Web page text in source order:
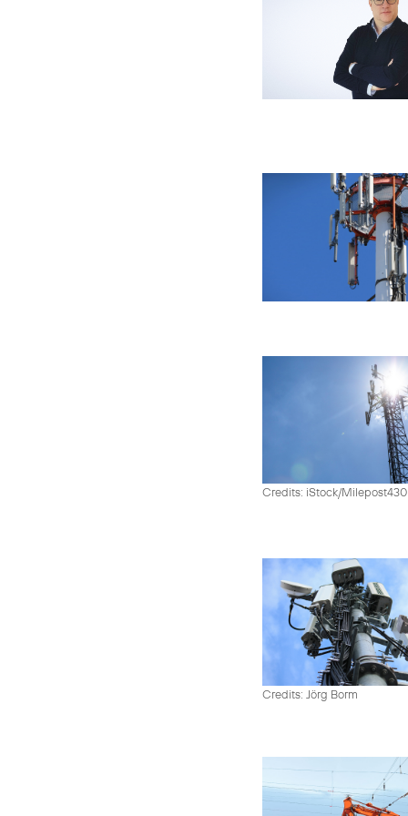
Credits: iStock/
Credits: Jörg Borm